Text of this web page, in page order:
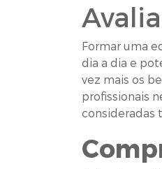
Formar uma
dia a dia e
vez mais os
profissionais
consideradas